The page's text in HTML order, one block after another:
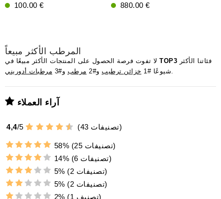
100.00 € 880.00 €
المرطب الأكثر مبيعاً
TOP3
شيوعًا #1
خزائن ترطيب و#2 مرطب و#3 مرطبات أدوريني .
آراء العملاء
4,4/5 (43 تصنيفات)
58%
(25 تصنيفات)
14%
(6 تصنيفات)
5%
(2 تصنيفات)
5%
(2 تصنيفات)
2%
(1 تصنيف)